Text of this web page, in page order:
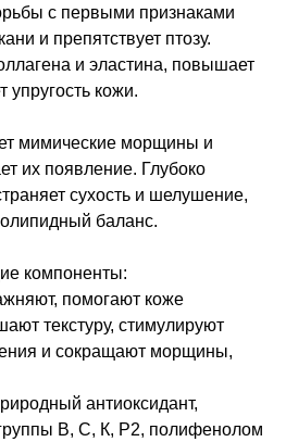
с первыми признаками
и препятствует птозу.
и эластина, повышает
упругость кожи.
мимические морщины и
их появление. Глубоко
сухость и шелушение,
баланс.
компоненты:
помогают коже
текстуру, стимулируют
и сокращают морщины,
антиоксидант,
В, С, К, P2, полифенолом